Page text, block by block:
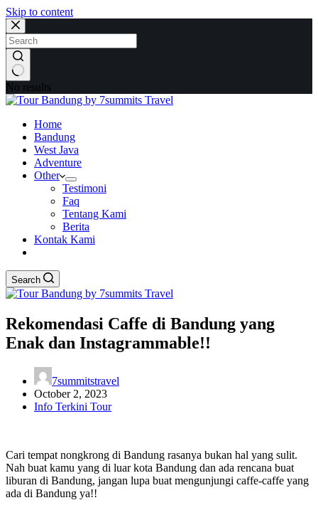
Skip to content
No results
Home
Bandung
West Java
Adventure
Other
Testimoni
Faq
Tentang Kami
Berita
Kontak Kami
Search
Rekomendasi Caffe di Bandung yang
Enak dan Instagrammable!!
7summitstravel
October 2, 2023
Info Terkini Tour
Cari tempat nongkrong di Bandung rasanya bukan hal yang sulit.
Nah buat kamu yang di luar kota Bandung dan ada rencana buat
liburan di Bandung, jangan lupa buat mengunjungi caffe-caffe yang
ada di Bandung ya!!